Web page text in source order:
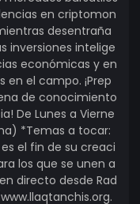
posibles
en nuestra
avanzados,
de los
riesgos de
desarrollar
integración,
tipo de
en criptomon
desentraña
inversiones intelige
económicas y en
el campo. ¡Prep
de conocimiento
De Lunes a Vierne
*Temas a tocar:
el fin de su creaci
los que se unen a
directo desde Rad